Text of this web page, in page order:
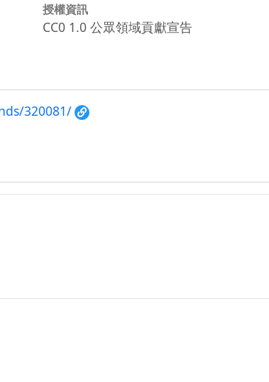
授權資訊
CC0 1.0 公眾領域貢獻宣告
320081/